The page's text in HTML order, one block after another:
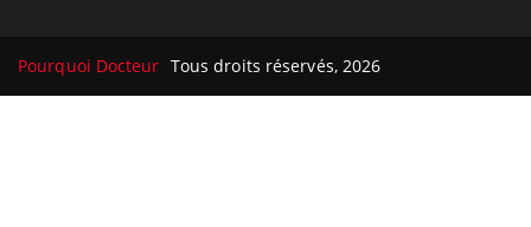
Pourquoi Docteur Tous droits réservés, 2026